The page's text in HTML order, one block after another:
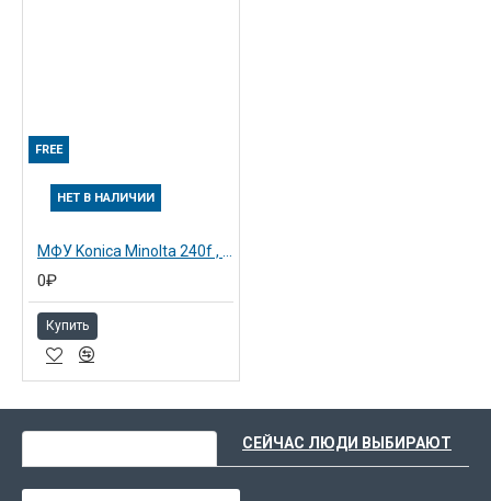
FREE
НЕТ В НАЛИЧИИ
0₽
Купить
СЕЙЧАС ЛЮДИ ВЫБИРАЮТ